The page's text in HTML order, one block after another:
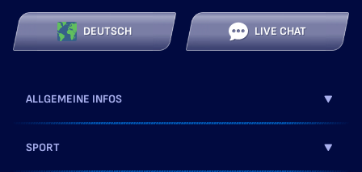
DEUTSCH LIVE CHAT
ALLGEMEINE INFOS
SPORT